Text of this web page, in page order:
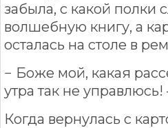
забыла, с какой полки
волшебную книгу, а
осталась на столе в
− Боже мой, какая
утра так не управлюсь!
Когда вернулась с